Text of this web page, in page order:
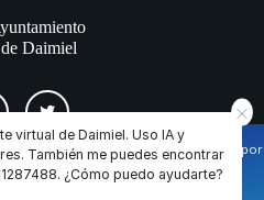
COOKIES CONTACTO
terceros para facilitar la navegación por
de la navegación de los usuarios.
en nuestrapolítica de cookies
virtual de Daimiel. Uso IA y
También me puedes encontrar
¿Cómo puedo ayudarte?